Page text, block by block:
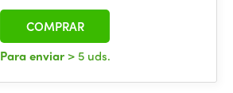
Para enviar > 5 uds.
COMPRAR